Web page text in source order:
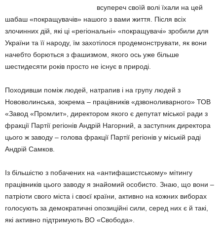
всупереч своїй волі їхали на цей
шабаш «покращувачів» нашого з вами життя. Після всіх
злочинних дій, які ці «регіональні» «покращувачі» зробили для
України та її народу, їм захотілося продемонструвати, як вони
начебто борються з фашизмом, якого ось уже більше
шестидесяти років просто не існує в природі.
Походивши поміж людей, натрапив і на групу людей з
Нововолинська, зокрема – працівників «дзвоноливарного» ТОВ
«Завод «Промлит», директором якого є депутат міської ради з
фракції Партії регіонів Андрій Нагорний, а заступник директора
цього ж заводу – голова фракції Партії регіонів у міській раді
Андрій Самков.
Із більшістю з побачених на «антифашистському» мітингу
працівників цього заводу я знайомий особисто. Знаю, що вони –
патріоти свого міста і своєї країни, активно на кожних виборах
голосують за демократичні опозиційні сили, серед них є й такі,
які активно підтримують ВО «Свобода».